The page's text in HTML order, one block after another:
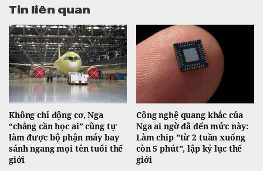
Tin liên quan
Không chỉ động cơ, Nga
“chẳng cần học ai” cũng tự
làm được bộ phận máy bay
sánh ngang mọi tên tuổi thế
giới
Công nghệ quang khắc của
Nga ai ngờ đã đến mức này:
Làm chip "từ 2 tuần xuống
còn 5 phút", lập kỷ lục thế
giới